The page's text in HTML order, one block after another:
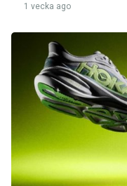
1 vecka ago